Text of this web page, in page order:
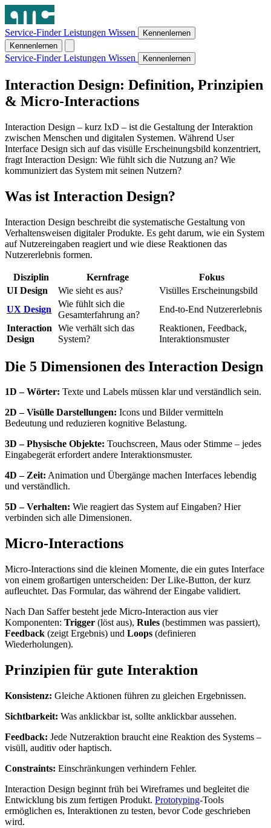
Service-FinderLeistungen Wissen
Kennenlernen
Kennenlernen
Service-FinderLeistungen Wissen Kennenlernen
Interaction Design: Definition, Prinzipien
& Micro-Interactions
Interaction Design – kurz IxD – ist die Gestaltung der Interaktion
zwischen Menschen und digitalen Systemen. Während User
Interface Design sich auf das visülle Erscheinungsbild konzentriert,
fragt Interaction Design: Wie fühlt sich die Nutzung an? Wie
kommuniziert das System mit seinen Nutzern?
Was ist Interaction Design?
Interaction Design beschreibt die systematische Gestaltung von
Verhaltensweisen digitaler Produkte. Es geht darum, wie ein System
auf Nutzereingaben reagiert und wie diese Reaktionen das
Nutzererlebnis formen.
Disziplin Kernfrage
Fokus
UI Design
Wie sieht es aus?
Visülles Erscheinungsbild
UX Design
Wie fühlt sich die
Gesamterfahrung an?
End-to-End Nutzererlebnis
Interaction
Design
Wie verhält sich das
System?
Reaktionen, Feedback,
Interaktionsmuster
Die 5 Dimensionen des Interaction Design
1D – Wörter: Texte und Labels müssen klar und verständlich sein.
2D – Visülle Darstellungen: Icons und Bilder vermitteln
Bedeutung und reduzieren kognitive Belastung.
3D – Physische Objekte: Touchscreen, Maus oder Stimme – jedes
Eingabegerät erfordert andere Interaktionsmuster.
4D – Zeit: Animation und Übergänge machen Interfaces lebendig
und verständlich.
5D – Verhalten: Wie reagiert das System auf Eingaben? Hier
verbinden sich alle Dimensionen.
Micro-Interactions
Micro-Interactions sind die kleinen Momente, die ein gutes Interface
von einem großartigen unterscheiden: Der Like-Button, der kurz
aufleuchtet. Das Formular, das während der Eingabe validiert.
Nach Dan Saffer besteht jede Micro-Interaction aus vier
Komponenten: Trigger (löst aus), Rules (bestimmen was passiert),
Feedback (zeigt Ergebnis) und Loops (definieren
Wiederholungen).
Prinzipien für gute Interaktion
Konsistenz: Gleiche Aktionen führen zu gleichen Ergebnissen.
Sichtbarkeit: Was anklickbar ist, sollte anklickbar aussehen.
Feedback: Jede Nutzeraktion braucht eine Reaktion des Systems –
visüll, auditiv oder haptisch.
Constraints: Einschränkungen verhindern Fehler.
Interaction Design beginnt früh bei Wireframes und begleitet die
Entwicklung bis zum fertigen Produkt. Prototyping-Tools
ermöglichen es, Interaktionen zu testen, bevor Code geschrieben
wird.